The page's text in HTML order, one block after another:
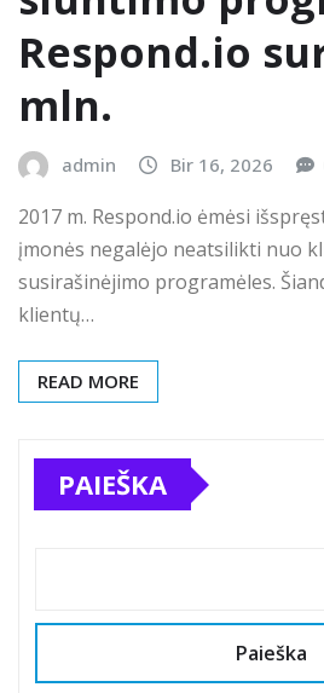
Respond.io
mln.
admin Bir 16, 2026
2017 m. Respond.io ėmėsi
įmonės negalėjo neatsilikti nuo
susirašinėjimo programėles.
klientų…
READ MORE
PAIEŠKA
Paieška